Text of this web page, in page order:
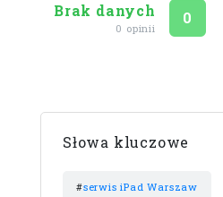
Brak danych
0 opinii
Ocena
0
Słowa kluczowe
#serwis iPad Warszaw